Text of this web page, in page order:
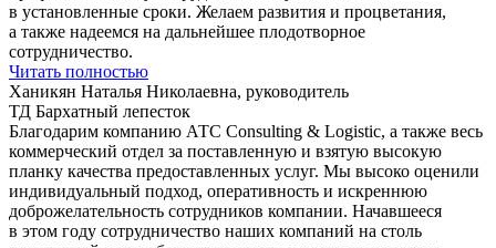
в установленные сроки. Желаем развития и процветания,
а также надеемся на дальнейшее плодотворное
сотрудничество.
Читать полностью
Ханикян Наталья Николаевна, руководитель
ТД Бархатный лепесток
Благодарим компанию АТС Consulting & Logistic, а также весь
коммерческий отдел за поставленную и взятую высокую
планку качества предоставленных услуг. Мы высоко оценили
индивидуальный подход, оперативность и искреннюю
доброжелательность сотрудников компании. Начавшееся
в этом году сотрудничество наших компаний на столь